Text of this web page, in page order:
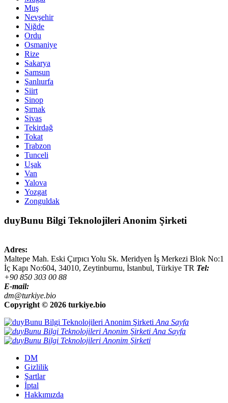
Muş
Nevşehir
Niğde
Ordu
Osmaniye
Rize
Sakarya
Samsun
Şanlıurfa
Siirt
Sinop
Şırnak
Sivas
Tekirdağ
Tokat
Trabzon
Tunceli
Uşak
Van
Yalova
Yozgat
Zonguldak
duyBunu Bilgi Teknolojileri Anonim Şirketi
Adres:
Maltepe Mah. Eski Çırpıcı Yolu Sk. Meridyen İş Merkezi Blok No:1
İç Kapı No:604, 34010, Zeytinburnu, İstanbul, Türkiye TR Tel:
+90 850 303 00 88
E-mail:
dm@turkiye.bio
Copyright © 2026 turkiye.bio
Ana Sayfa
Ana Sayfa
DM
Gizlilik
Şartlar
İptal
Hakkımızda